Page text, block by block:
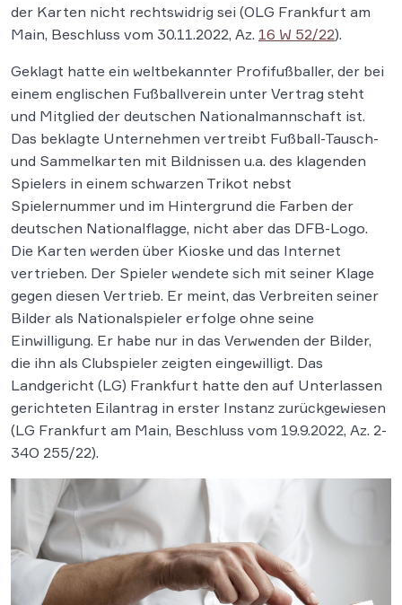
der Karten nicht rechtswidrig sei (OLG Frankfurt am
Main, Beschluss vom 30.11.2022, Az. 16 W 52/22).
Geklagt hatte ein weltbekannter Profifußballer, der bei
einem englischen Fußballverein unter Vertrag steht
und Mitglied der deutschen Nationalmannschaft ist.
Das beklagte Unternehmen vertreibt Fußball-Tausch-
und Sammelkarten mit Bildnissen u.a. des klagenden
Spielers in einem schwarzen Trikot nebst
Spielernummer und im Hintergrund die Farben der
deutschen Nationalflagge, nicht aber das DFB-Logo.
Die Karten werden über Kioske und das Internet
vertrieben. Der Spieler wendete sich mit seiner Klage
gegen diesen Vertrieb. Er meint, das Verbreiten seiner
Bilder als Nationalspieler erfolge ohne seine
Einwilligung. Er habe nur in das Verwenden der Bilder,
die ihn als Clubspieler zeigten eingewilligt. Das
Landgericht (LG) Frankfurt hatte den auf Unterlassen
gerichteten Eilantrag in erster Instanz zurückgewiesen
(LG Frankfurt am Main, Beschluss vom 19.9.2022, Az. 2-
34O 255/22).